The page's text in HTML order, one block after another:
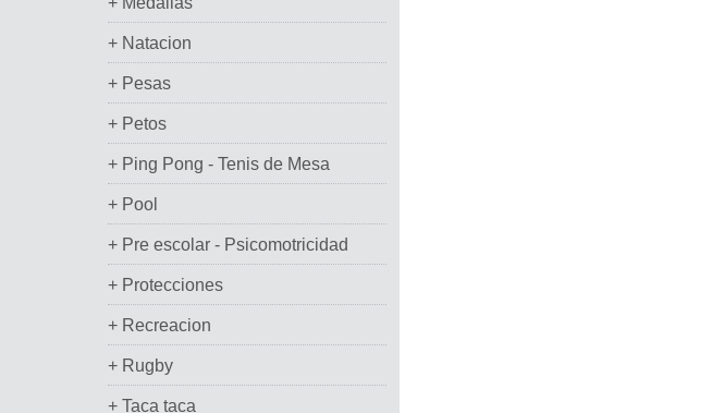
+ Natacion
+ Pesas
+ Petos
+ Ping Pong - Tenis de Mesa
+ Pool
+ Pre escolar - Psicomotricidad
+ Protecciones
+ Recreacion
+ Rugby
+ Taca taca